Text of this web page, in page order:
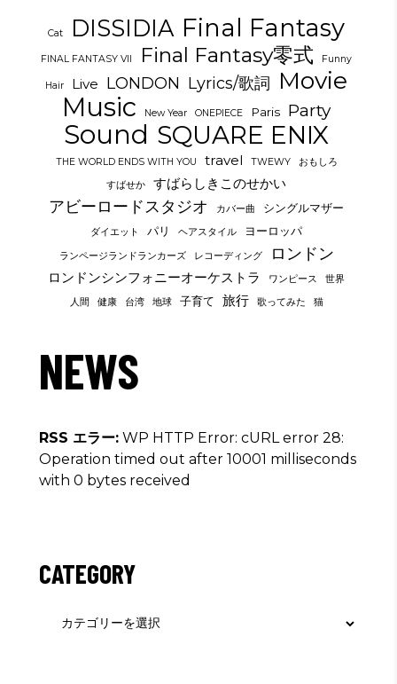
Cat DISSIDIA Final Fantasy
FINAL FANTASY VII Final Fantasy零式 Funny
Hair Live LONDON Lyrics/歌詞 Movie
Music New Year ONEPIECE Paris Party
Sound SQUARE ENIX
THE WORLD ENDS WITH YOU travel TWEWY
おもしろ
すばせか
すばらしきこのせかい
アビーロードスタジオ カバー曲 シングルマザー
ダイエット パリ ヘアスタイル ヨーロッパ
ランページランドランカーズ レコーディング ロンドン
ロンドンシンフォニーオーケストラ ワンピース
世界
人間
健康 台湾 地球 子育て 旅行 歌ってみた 猫
NEWS
RSS エラー: WP HTTP Error: cURL error 28:
Operation timed out after 10001 milliseconds
with 0 bytes received
CATEGORY
Category